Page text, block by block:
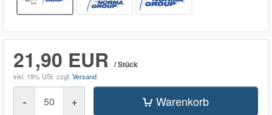
21,90 EUR / Stück
inkl. 19% USt. zzgl. Versand
- + Warenkorb